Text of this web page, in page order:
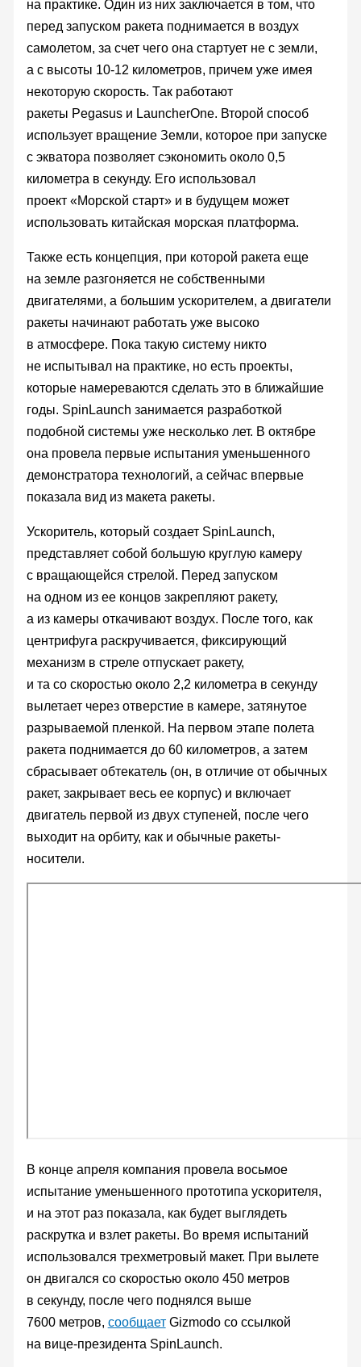
на практике. Один из них заключается в том, что
перед запуском ракета поднимается в воздух
самолетом, за счет чего она стартует не с земли,
а с высоты 10-12 километров, причем уже имея
некоторую скорость. Так работают
ракеты Pegasus и LauncherOne. Второй способ
использует вращение Земли, которое при запуске
с экватора позволяет сэкономить около 0,5
километра в секунду. Его использовал
проект «Морской старт» и в будущем может
использовать китайская морская платформа.
Также есть концепция, при которой ракета еще
на земле разгоняется не собственными
двигателями, а большим ускорителем, а двигатели
ракеты начинают работать уже высоко
в атмосфере. Пока такую систему никто
не испытывал на практике, но есть проекты,
которые намереваются сделать это в ближайшие
годы. SpinLaunch занимается разработкой
подобной системы уже несколько лет. В октябре
она провела первые испытания уменьшенного
демонстратора технологий, а сейчас впервые
показала вид из макета ракеты.
Ускоритель, который создает SpinLaunch,
представляет собой большую круглую камеру
с вращающейся стрелой. Перед запуском
на одном из ее концов закрепляют ракету,
а из камеры откачивают воздух. После того, как
центрифуга раскручивается, фиксирующий
механизм в стреле отпускает ракету,
и та со скоростью около 2,2 километра в секунду
вылетает через отверстие в камере, затянутое
разрываемой пленкой. На первом этапе полета
ракета поднимается до 60 километров, а затем
сбрасывает обтекатель (он, в отличие от обычных
ракет, закрывает весь ее корпус) и включает
двигатель первой из двух ступеней, после чего
выходит на орбиту, как и обычные ракеты-
носители.
В конце апреля компания провела восьмое
испытание уменьшенного прототипа ускорителя,
и на этот раз показала, как будет выглядеть
раскрутка и взлет ракеты. Во время испытаний
использовался трехметровый макет. При вылете
он двигался со скоростью около 450 метров
в секунду, после чего поднялся выше
7600 метров, сообщаетGizmodo со ссылкой
на вице-президента SpinLaunch.